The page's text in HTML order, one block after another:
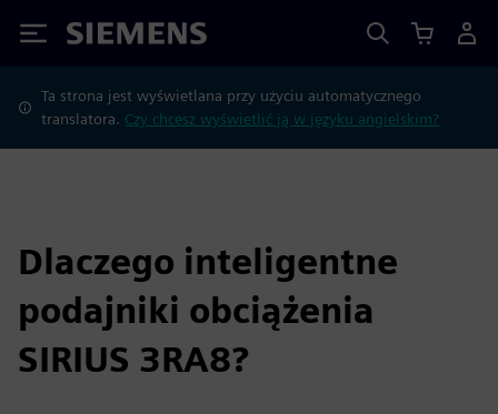
Siemens
Ta strona jest wyświetlana przy użyciu automatycznego
translatora. Czy chcesz wyświetlić ją w języku angielskim?
Dlaczego inteligentne
podajniki obciążenia
SIRIUS 3RA8?